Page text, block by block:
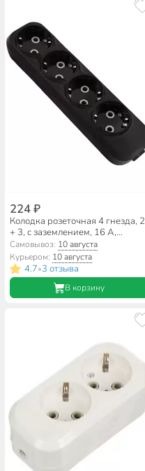
224 ₽
Колодка розеточная 4 гнезда, 2
+ 3, с заземлением, 16 А,
черный, TDM Electric, Народная,
SQ1806-0429
Самовывоз: 10 августа
Курьером: 10 августа
4.7•3 отзыва
В корзину